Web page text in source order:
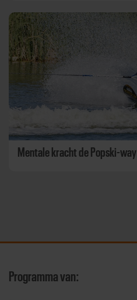
Mentale kracht de Popski-way
Programma van: